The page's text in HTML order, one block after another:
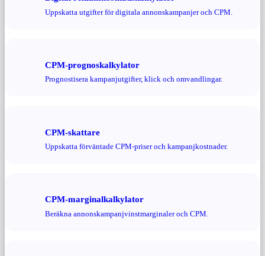
Uppskatta utgifter för digitala annonskampanjer och CPM.
CPM-prognoskalkylator
Prognostisera kampanjutgifter, klick och omvandlingar.
CPM-skattare
Uppskatta förväntade CPM-priser och kampanjkostnader.
CPM-marginalkalkylator
Beräkna annonskampanjvinstmarginaler och CPM.